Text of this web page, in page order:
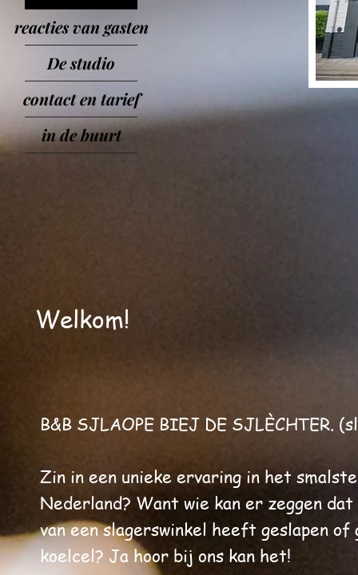
reacties van gasten
De studio
contact en tarief
in de buurt
Welkom!
B&B SJLAOPE BIEJ DE SJLÈCHTER.
Zin in een unieke ervaring in het
Nederland? Want wie kan er zeggen
van een slagerswinkel heeft geslapen of
koelcel? Ja hoor bij ons kan het!